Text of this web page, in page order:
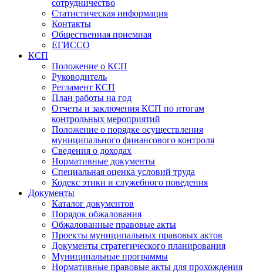
сотрудничество
Статистическая информация
Контакты
Общественная приемная
ЕГИССО
КСП
Положение о КСП
Руководитель
Регламент КСП
План работы на год
Отчеты и заключения КСП по итогам
контрольных мероприятий
Положение о порядке осуществления
муниципального финансового контроля
Сведения о доходах
Нормативные документы
Специальная оценка условий труда
Кодекс этики и служебного поведения
Документы
Каталог документов
Порядок обжалования
Обжалованные правовые акты
Проекты муниципальных правовых актов
Документы стратегического планирования
Муниципальные программы
Нормативные правовые акты для прохождения